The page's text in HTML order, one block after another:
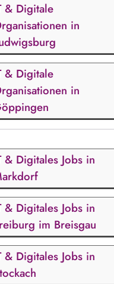
& Digitale
in
& Digitale
in
& Digitales Jobs in
& Digitales Jobs in
im Breisgau
& Digitales Jobs in